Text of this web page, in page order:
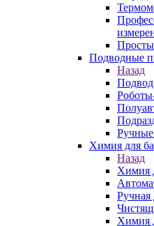
Подводные
Назад
Химия для
Назад
Химия
Ручная
Химия